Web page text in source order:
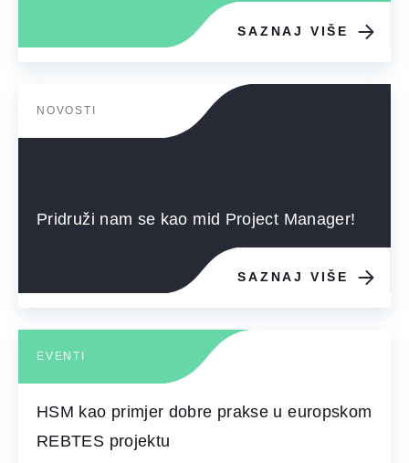
SAZNAJ VIŠE
NOVOSTI
Pridruži nam se kao mid Project Manager!
SAZNAJ VIŠE
EVENTI
HSM kao primjer dobre prakse u europskom
REBTES projektu